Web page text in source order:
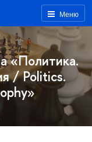
Меню
«Политика.
/ Politics.